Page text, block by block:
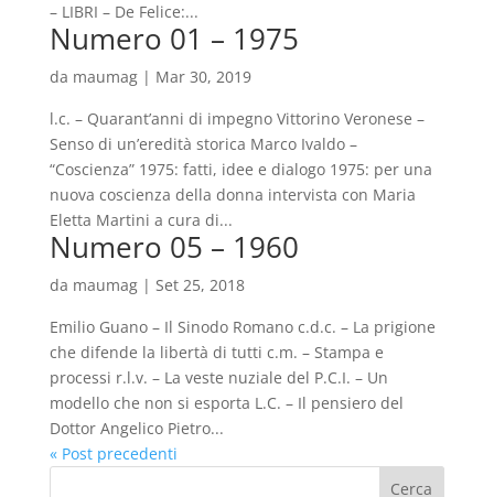
– LIBRI – De Felice:...
Numero 01 – 1975
da maumag| Mar 30, 2019
l.c. – Quarant’anni di impegno Vittorino Veronese –
Senso di un’eredità storica Marco Ivaldo –
“Coscienza” 1975: fatti, idee e dialogo 1975: per una
nuova coscienza della donna intervista con Maria
Eletta Martini a cura di...
Numero 05 – 1960
da maumag| Set 25, 2018
Emilio Guano – Il Sinodo Romano c.d.c. – La prigione
che difende la libertà di tutti c.m. – Stampa e
processi r.l.v. – La veste nuziale del P.C.I. – Un
modello che non si esporta L.C. – Il pensiero del
Dottor Angelico Pietro...
« Post precedenti